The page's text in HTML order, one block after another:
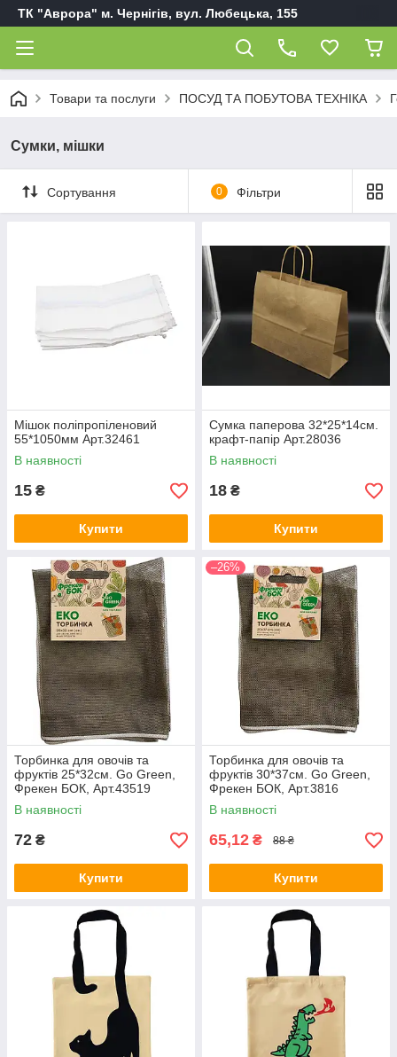
ТК "Аврора" м. Чернігів, вул. Любецька, 155
Товари та послуги ПОСУД ТА ПОБУТОВА ТЕХНІКА
Сумки, мішки
Сортування 0 Фільтри
Мішок поліпропіленовий
55*1050мм Арт.32461
В наявності
15 ₴
Купити
Сумка паперова 32*25*14см.
крафт-папір Арт.28036
В наявності
18 ₴
Купити
Торбинка для овочів та
фруктів 25*32см. Go Green,
Фрекен БОК, Арт.43519
В наявності
72 ₴
Купити
–26%
Торбинка для овочів та
фруктів 30*37см. Go Green,
Фрекен БОК, Арт.3816
В наявності
65,12 ₴ 88 ₴
Купити